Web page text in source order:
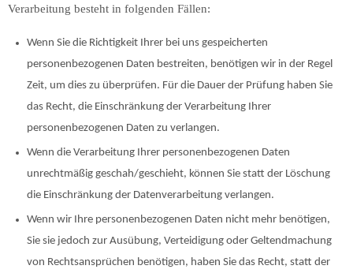
Verarbeitung besteht in folgenden Fällen:
Wenn Sie die Richtigkeit Ihrer bei uns gespeicherten
personenbezogenen Daten bestreiten, benötigen wir in der Regel
Zeit, um dies zu überprüfen. Für die Dauer der Prüfung haben Sie
das Recht, die Einschränkung der Verarbeitung Ihrer
personenbezogenen Daten zu verlangen.
Wenn die Verarbeitung Ihrer personenbezogenen Daten
unrechtmäßig geschah/geschieht, können Sie statt der Löschung
die Einschränkung der Datenverarbeitung verlangen.
Wenn wir Ihre personenbezogenen Daten nicht mehr benötigen,
Sie sie jedoch zur Ausübung, Verteidigung oder Geltendmachung
von Rechtsansprüchen benötigen, haben Sie das Recht, statt der